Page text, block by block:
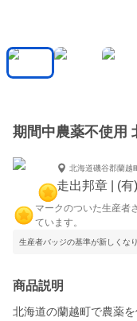
期間中農薬不使用
北海道磯谷郡蘭越
走出邦章 | (
マークのついた生産者
ています。
生産者バッジの基準が新しくなり
商品説明
北海道の蘭越町で農薬